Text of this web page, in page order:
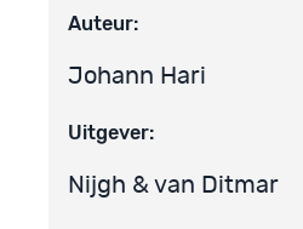
Auteur:
Johann Hari
Uitgever:
Nijgh & van Ditmar